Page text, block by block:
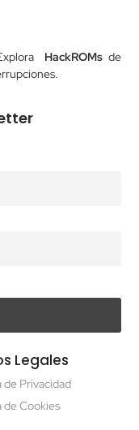
HackROMs de
Legales
de Privacidad
de Cookies